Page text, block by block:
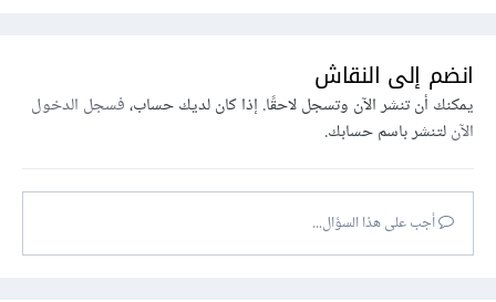
انضم إلى النقاش
يمكنك أن تنشر الآن وتسجل لاحقًا. إذا كان لديك حساب،فسجل الدخول
الآنلتنشر باسم حسابك.
أجب على هذا السؤال...